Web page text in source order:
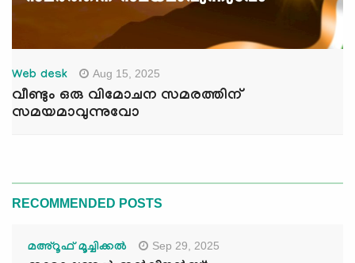
Web desk Aug 15, 2025
വീണ്ടും ഒരു വിമോചന സമരത്തിന്
സമയമാവുന്നുവോ
RECOMMENDED POSTS
മഅ്റൂഫ് മൂച്ചിക്കല്‍ Sep 29, 2025